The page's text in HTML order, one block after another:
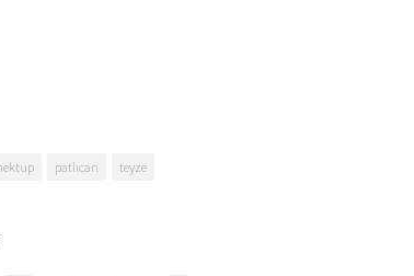
patlıcan teyze